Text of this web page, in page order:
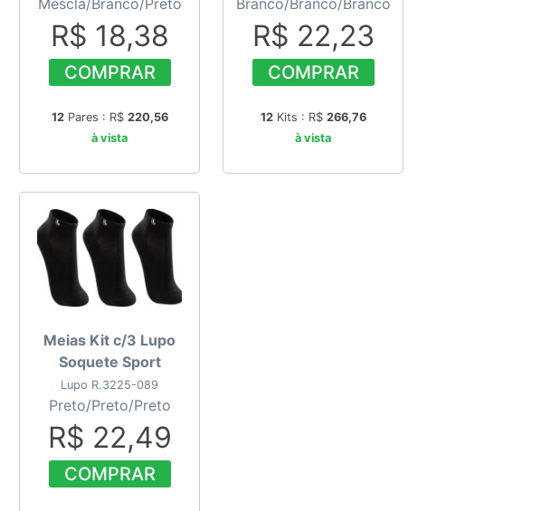
R$ 18,38
COMPRAR
12Pares : R$ 220,56
à vista
R$ 22,23
COMPRAR
12Kits : R$ 266,76
à vista
Meias Kit c/3 Lupo
Soquete Sport
Lupo R.3225-089
Preto/Preto/Preto
R$ 22,49
COMPRAR